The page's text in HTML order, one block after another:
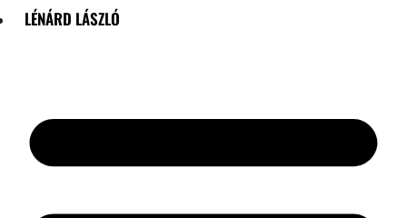
LÉNÁRD LÁSZLÓ